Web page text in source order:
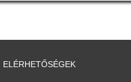
ELÉRHETŐSÉGEK